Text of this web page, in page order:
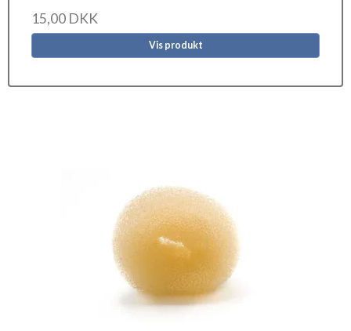
15,00 DKK
Vis produkt